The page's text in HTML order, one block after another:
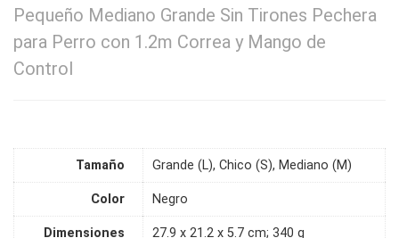
Pequeño Mediano Grande Sin Tirones Pechera
para Perro con 1.2m Correa y Mango de
Control
Tamaño Grande (L), Chico (S), Mediano (M)
Color Negro
Dimensiones
27.9 x 21.2 x 5.7 cm; 340 g